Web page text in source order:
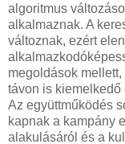
algoritmus
alkalmaznak. A
változnak, ezért
megoldások
távon is kiemelkedő
Az együttműködés
kapnak a kampány
alakulásáról és a